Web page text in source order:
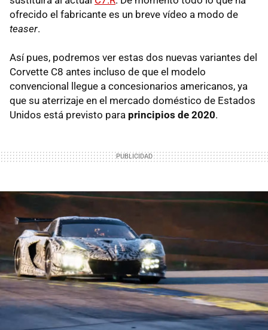
ofrecido el fabricante es un breve vídeo a modo de
teaser.
Así pues, podremos ver estas dos nuevas variantes del
Corvette C8 antes incluso de que el modelo
convencional llegue a concesionarios americanos, ya
que su aterrizaje en el mercado doméstico de Estados
Unidos está previsto para principios de 2020.